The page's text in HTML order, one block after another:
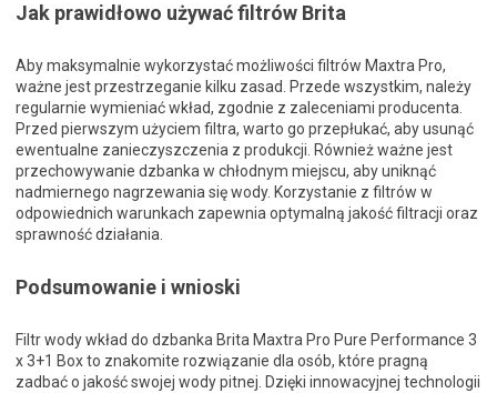
Jak prawidłowo używać filtrów Brita
Aby maksymalnie wykorzystać możliwości filtrów Maxtra Pro,
ważne jest przestrzeganie kilku zasad. Przede wszystkim, należy
regularnie wymieniać wkład, zgodnie z zaleceniami producenta.
Przed pierwszym użyciem filtra, warto go przepłukać, aby usunąć
ewentualne zanieczyszczenia z produkcji. Również ważne jest
przechowywanie dzbanka w chłodnym miejscu, aby uniknąć
nadmiernego nagrzewania się wody. Korzystanie z filtrów w
odpowiednich warunkach zapewnia optymalną jakość filtracji oraz
sprawność działania.
Podsumowanie i wnioski
Filtr wody wkład do dzbanka Brita Maxtra Pro Pure Performance 3
x 3+1 Box to znakomite rozwiązanie dla osób, które pragną
zadbać o jakość swojej wody pitnej. Dzięki innowacyjnej technologii